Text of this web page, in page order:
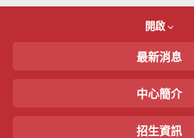
開啟
最新消息
中心簡介
招生資訊